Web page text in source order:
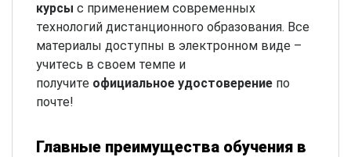
курсы с применением современных
технологий дистанционного образования. Все
материалы доступны в электронном виде –
учитесь в своем темпе и
получите официальное удостоверение по
почте!
Главные преимущества обучения в